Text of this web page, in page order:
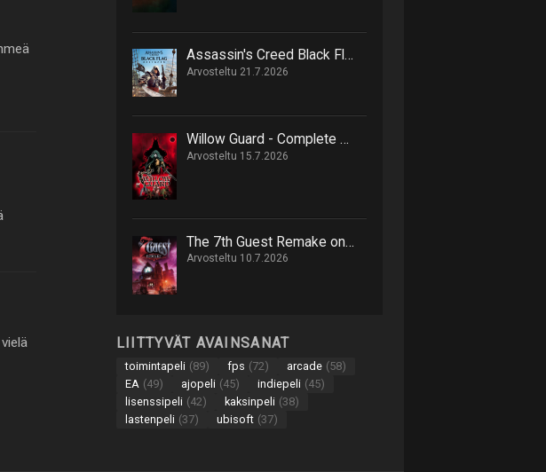
Assassin's Creed Black Flag Resynced marssittaa epäilijät lankulta
Arvosteltu 21.7.2026
Willow Guard - Complete Edition on hack 'n' slash -retki eläinten valtakuntaan
Arvosteltu 15.7.2026
The 7th Guest Remake on onnistunut uusinta 90-luvun seikkailusta
Arvosteltu 10.7.2026
LIITTYVÄT AVAINSANAT
toimintapeli (89) fps (72) arcade (58)
EA (49) ajopeli (45) indiepeli (45)
lisenssipeli (42) kaksinpeli (38)
lastenpeli (37) ubisoft (37)